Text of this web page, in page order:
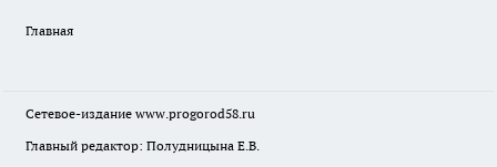
Главная
Сетевое-издание www.progorod58.ru
Главный редактор: Полудницына Е.В.